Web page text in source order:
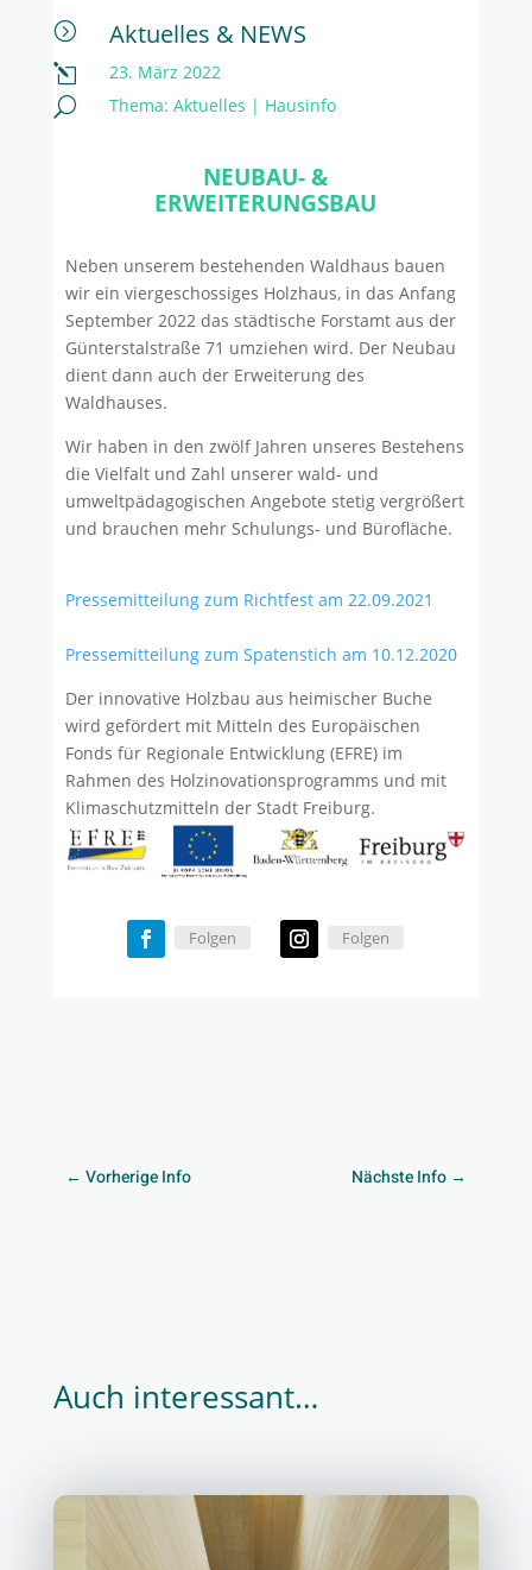
= Aktuelles & NEWS
l
23. März 2022
U
Thema: Aktuelles | Hausinfo
NEUBAU- &
ERWEITERUNGSBAU
Neben unserem bestehenden Waldhaus bauen
wir ein viergeschossiges Holzhaus, in das Anfang
September 2022 das städtische Forstamt aus der
Günterstalstraße 71 umziehen wird. Der Neubau
dient dann auch der Erweiterung des
Waldhauses.
Wir haben in den zwölf Jahren unseres Bestehens
die Vielfalt und Zahl unserer wald- und
umweltpädagogischen Angebote stetig vergrößert
und brauchen mehr Schulungs- und Bürofläche.
Pressemitteilung zum Richtfest am 22.09.2021
Pressemitteilung zum Spatenstich am 10.12.2020
Der innovative Holzbau aus heimischer Buche
wird gefördert mit Mitteln des Europäischen
Fonds für Regionale Entwicklung (EFRE) im
Rahmen des Holzinovationsprogramms und mit
Klimaschutzmitteln der Stadt Freiburg.
Folgen Folgen
← Vorherige Info Nächste Info →
Auch interessant…